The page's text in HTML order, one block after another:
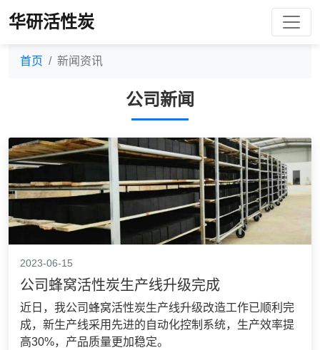
华研活性炭
首页 新闻资讯
公司新闻
2023-06-15
公司蜂窝活性炭生产线升级完成
近日，我公司蜂窝活性炭生产线升级改造工作已顺利完
成，新生产线采用先进的自动化控制系统，生产效率提
高30%，产品质量更加稳定。